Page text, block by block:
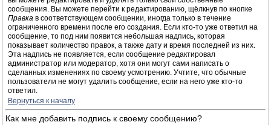
сообщения. Вы можете перейти к редактированию, щёлкнув по кнопке
Правка в соответствующем сообщении, иногда только в течение
ограниченного времени после его создания. Если кто-то уже ответил на
сообщение, то под ним появится небольшая надпись, которая
показывает количество правок, а также дату и время последней из них.
Эта надпись не появляется, если сообщение редактировал
администратор или модератор, хотя они могут сами написать о
сделанных изменениях по своему усмотрению. Учтите, что обычные
пользователи не могут удалить сообщение, если на него уже кто-то
ответил.
Вернуться к началу
Как мне добавить подпись к своему сообщению?